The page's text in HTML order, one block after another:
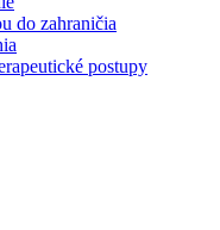
do zahraničia
postupy